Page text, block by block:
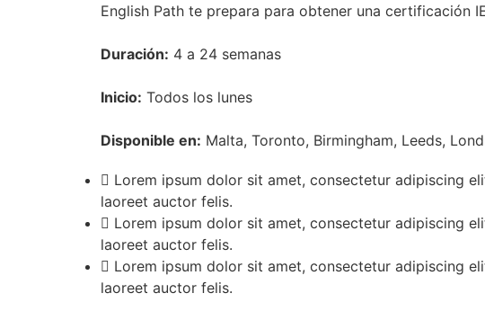
English Path te prepara para obtener una certificación
Duración: 4 a 24 semanas
Inicio: Todos los lunes
Disponible en: Malta, Toronto, Birmingham, Leeds,
Lorem ipsum dolor sit amet, consectetur adipiscing
laoreet auctor felis.
Lorem ipsum dolor sit amet, consectetur adipiscing
laoreet auctor felis.
Lorem ipsum dolor sit amet, consectetur adipiscing
laoreet auctor felis.